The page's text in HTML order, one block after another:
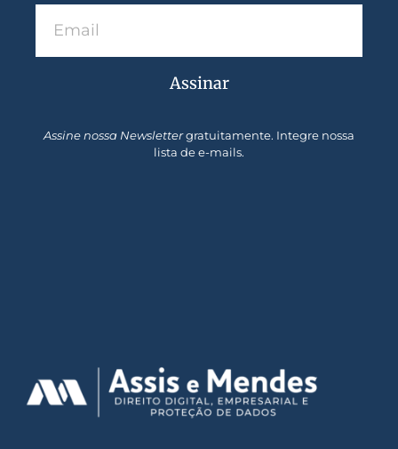
Assinar
Assine nossa Newslettergratuitamente. Integre nossa
lista de e-mails.